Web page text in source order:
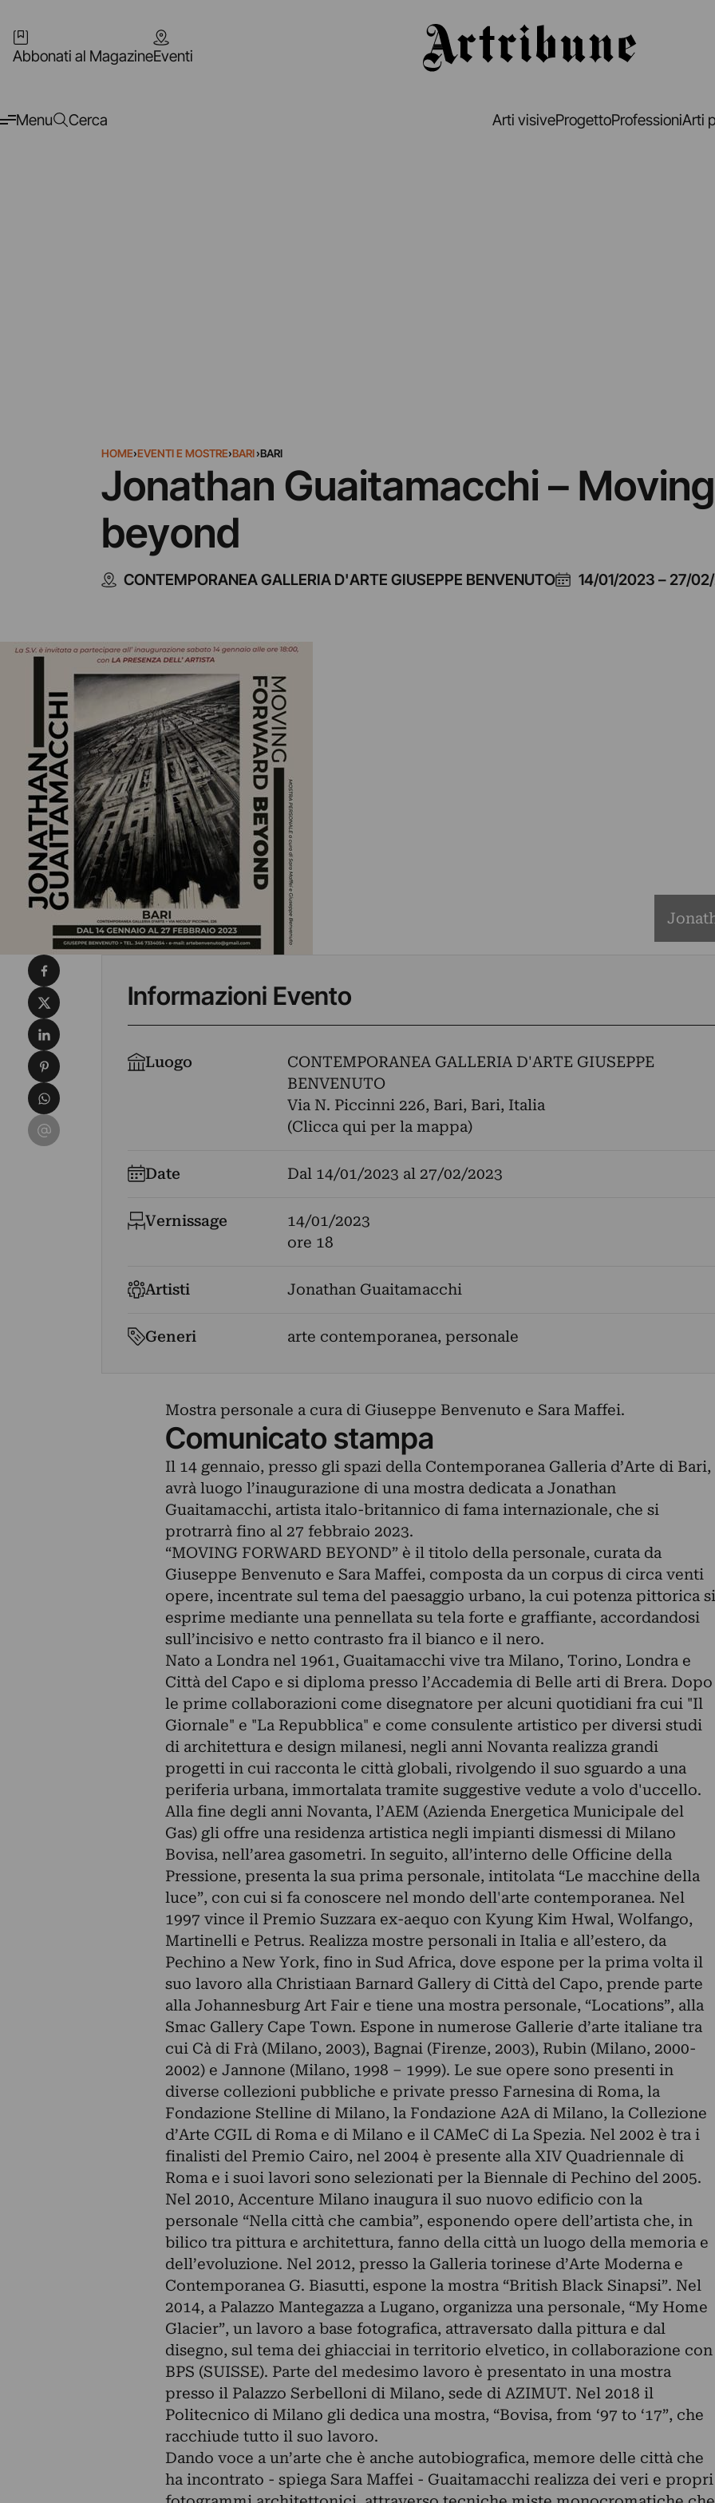
Abbonati al MagazineEventi
Menu Cerca Arti visiveProgettoProfessioniArti
HOME›EVENTI E MOSTRE›BARI›BARI
Jonathan Guaitamacchi –
beyond
CONTEMPORANEA GALLERIA D'ARTE GIUSEPPE BENVENUTO 14/01/2023 – 27/
Informazioni Evento
Luogo
CONTEMPORANEA GALLERIA D'ARTE GIUSEPPE
BENVENUTO
Via N. Piccinni 226, Bari, Bari, Italia
(Clicca qui per la mappa)
Date Dal 14/01/2023 al 27/02/2023
Vernissage
14/01/2023
ore 18
Artisti Jonathan Guaitamacchi
Generi arte contemporanea, personale
Mostra personale a cura di Giuseppe Benvenuto e Sara Maffei.
Comunicato stampa
Il 14 gennaio, presso gli spazi della Contemporanea Galleria d’Arte di Bari,
avrà luogo l’inaugurazione di una mostra dedicata a Jonathan
Guaitamacchi, artista italo-britannico di fama internazionale, che si
protrarrà fino al 27 febbraio 2023.
“MOVING FORWARD BEYOND” è il titolo della personale, curata da
Giuseppe Benvenuto e Sara Maffei, composta da un corpus di circa venti
opere, incentrate sul tema del paesaggio urbano, la cui potenza pittorica si
esprime mediante una pennellata su tela forte e graffiante, accordandosi
sull’incisivo e netto contrasto fra il bianco e il nero.
Nato a Londra nel 1961, Guaitamacchi vive tra Milano, Torino, Londra e
Città del Capo e si diploma presso l’Accademia di Belle arti di Brera. Dopo
le prime collaborazioni come disegnatore per alcuni quotidiani fra cui "Il
Giornale" e "La Repubblica" e come consulente artistico per diversi studi
di architettura e design milanesi, negli anni Novanta realizza grandi
progetti in cui racconta le città globali, rivolgendo il suo sguardo a una
periferia urbana, immortalata tramite suggestive vedute a volo d'uccello.
Alla fine degli anni Novanta, l’AEM (Azienda Energetica Municipale del
Gas) gli offre una residenza artistica negli impianti dismessi di Milano
Bovisa, nell’area gasometri. In seguito, all’interno delle Officine della
Pressione, presenta la sua prima personale, intitolata “Le macchine della
luce”, con cui si fa conoscere nel mondo dell'arte contemporanea. Nel
1997 vince il Premio Suzzara ex-aequo con Kyung Kim Hwal, Wolfango,
Martinelli e Petrus. Realizza mostre personali in Italia e all’estero, da
Pechino a New York, fino in Sud Africa, dove espone per la prima volta il
suo lavoro alla Christiaan Barnard Gallery di Città del Capo, prende parte
alla Johannesburg Art Fair e tiene una mostra personale, “Locations”, alla
Smac Gallery Cape Town. Espone in numerose Gallerie d’arte italiane tra
cui Cà di Frà (Milano, 2003), Bagnai (Firenze, 2003), Rubin (Milano, 2000-
2002) e Jannone (Milano, 1998 – 1999). Le sue opere sono presenti in
diverse collezioni pubbliche e private presso Farnesina di Roma, la
Fondazione Stelline di Milano, la Fondazione A2A di Milano, la Collezione
d’Arte CGIL di Roma e di Milano e il CAMeC di La Spezia. Nel 2002 è tra i
finalisti del Premio Cairo, nel 2004 è presente alla XIV Quadriennale di
Roma e i suoi lavori sono selezionati per la Biennale di Pechino del 2005.
Nel 2010, Accenture Milano inaugura il suo nuovo edificio con la
personale “Nella città che cambia”, esponendo opere dell’artista che, in
bilico tra pittura e architettura, fanno della città un luogo della memoria e
dell’evoluzione. Nel 2012, presso la Galleria torinese d’Arte Moderna e
Contemporanea G. Biasutti, espone la mostra “British Black Sinapsi”. Nel
2014, a Palazzo Mantegazza a Lugano, organizza una personale, “My Home
Glacier”, un lavoro a base fotografica, attraversato dalla pittura e dal
disegno, sul tema dei ghiacciai in territorio elvetico, in collaborazione con
BPS (SUISSE). Parte del medesimo lavoro è presentato in una mostra
presso il Palazzo Serbelloni di Milano, sede di AZIMUT. Nel 2018 il
Politecnico di Milano gli dedica una mostra, “Bovisa, from ‘97 to ‘17”, che
racchiude tutto il suo lavoro.
Dando voce a un’arte che è anche autobiografica, memore delle città che
ha incontrato - spiega Sara Maffei - Guaitamacchi realizza dei veri e propri
Condividi su Facebook
Condividi su X
Condividi su LinkedIn
Condividi su Pinterest
Condividi su WhatsApp
Condividi su Email